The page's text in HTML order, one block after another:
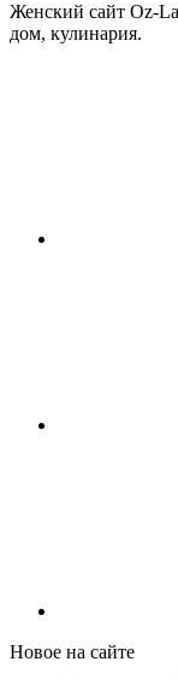
Женский сайт Oz-
дом, кулинария.
Новое на сайте